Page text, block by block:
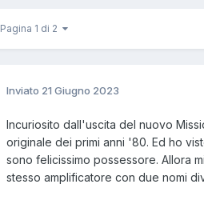
Pagina 1 di 2
Inviato 21 Giugno 2023
Incuriosito dall'uscita del nuovo
originale dei primi anni '80. Ed ho
sono felicissimo possessore. Allora
stesso amplificatore con due nomi